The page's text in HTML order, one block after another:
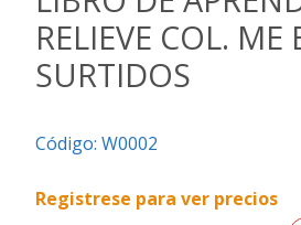
Regalos
de
fechas
RELIEVE COL. ME
SURTIDOS
Código: W0002
Registrese para ver precios